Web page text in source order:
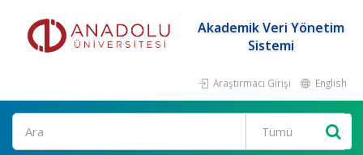
Akademik Veri Yönetim
Sistemi
Araştırmacı Girişi English
Ara